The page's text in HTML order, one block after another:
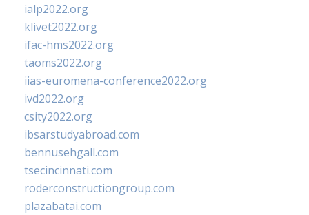
ialp2022.org
klivet2022.org
ifac-hms2022.org
taoms2022.org
iias-euromena-conference2022.org
ivd2022.org
csity2022.org
ibsarstudyabroad.com
bennusehgall.com
tsecincinnati.com
roderconstructiongroup.com
plazabatai.com